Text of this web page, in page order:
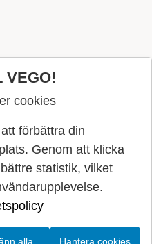
VEGO!
cookies
förbättra din
Genom att klicka
statistik, vilket
alla Hantera cookies